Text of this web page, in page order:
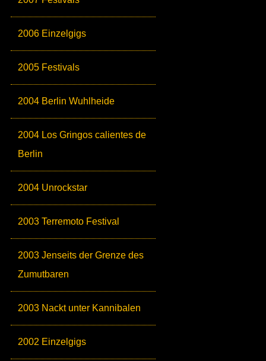
2006 Einzelgigs
2005 Festivals
2004 Berlin Wuhlheide
2004 Los Gringos calientes de
Berlin
2004 Unrockstar
2003 Terremoto Festival
2003 Jenseits der Grenze des
Zumutbaren
2003 Nackt unter Kannibalen
2002 Einzelgigs